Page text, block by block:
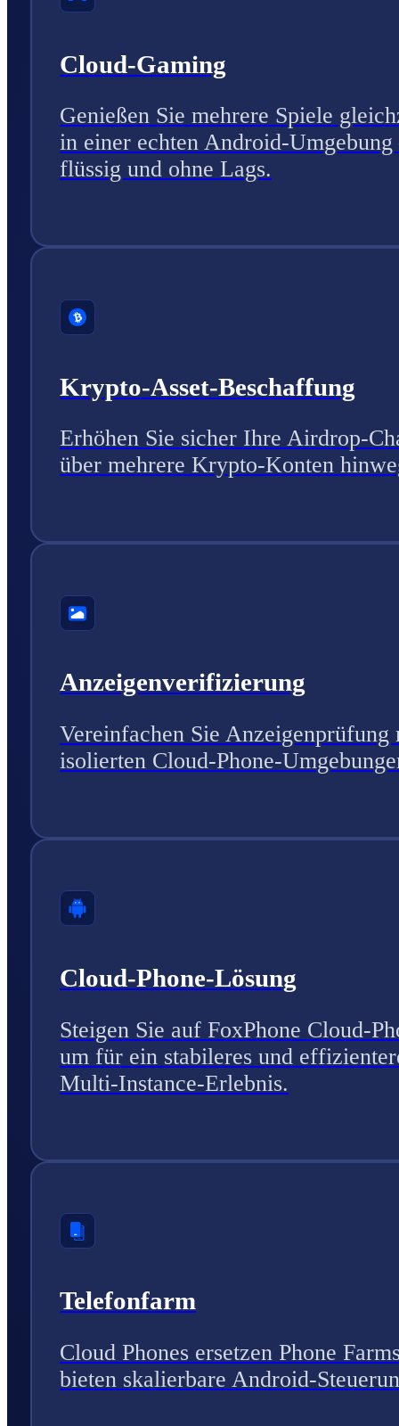
Cloud-Gaming
Genießen Sie mehrere Spiele
in einer echten Android-Umgebung
flüssig und ohne Lags.
Krypto-Asset-Beschaffung
Erhöhen Sie sicher Ihre Airdrop-
über mehrere Krypto-Konten
Anzeigenverifizierung
Vereinfachen Sie Anzeigenprüfung
isolierten Cloud-Phone-
Cloud-Phone-Lösung
Steigen Sie auf FoxPhone Cloud-
um für ein stabileres und
Multi-Instance-Erlebnis.
Telefonfarm
Cloud Phones ersetzen Phone
bieten skalierbare Android-